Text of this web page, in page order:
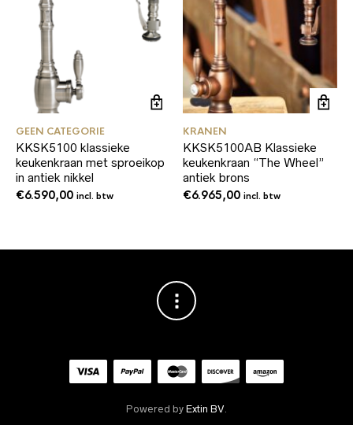
GEEN CATEGORIE
KKSK5100 klassieke
keukenkraan met sproeikop
in antiek nikkel
€6.590,00 incl. btw
KRANEN
KKSK5100AB Klassieke
keukenkraan “The Wheel”
antiek brons
€6.965,00 incl. btw
Powered by Extin BV